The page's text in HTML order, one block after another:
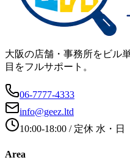
大阪の店舗・事務所をビル
目をフルサポート。
06-7777-4333
info@geez.ltd
10:00-18:00 / 定休 水・日
Area